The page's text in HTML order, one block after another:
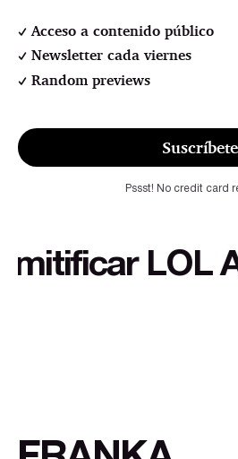
Acceso a contenido público
Newsletter cada viernes
Random previews
Suscríbete
Pssst! No credit card
LOL